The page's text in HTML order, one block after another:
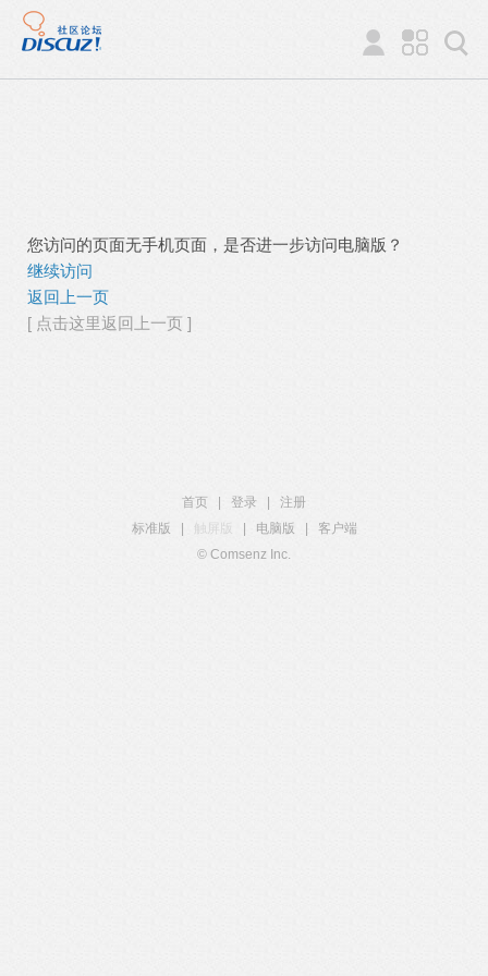
您访问的页面无手机页面，是否进一步访问电脑版？
继续访问
返回上一页
[ 点击这里返回上一页 ]
首页 登录
注册
标准版
触屏版 电脑版
客户端
© Comsenz Inc.